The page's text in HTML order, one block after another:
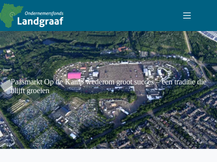
Ga
naar
de
inhoud
Paasmarkt Op de Kamp wederom groot succes – een traditie die
blijft groeien